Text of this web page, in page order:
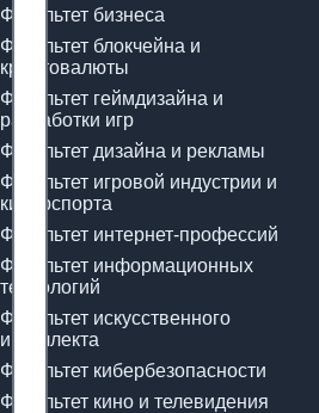
Факультет бизнеса
Факультет блокчейна и
криптовалюты
Факультет геймдизайна и
разработки игр
Факультет дизайна и рекламы
Факультет игровой индустрии и
киберспорта
Факультет интернет-профессий
Факультет информационных
технологий
Факультет искусственного
интеллекта
Факультет кибербезопасности
Факультет кино и телевидения